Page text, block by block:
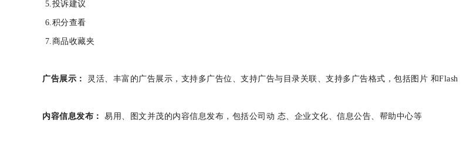
5.投诉建议
6.积分查看
7.商品收藏夹
广告展示： 灵活、丰富的广告展示，支持多广告位、支持广告与目录关联、支持多广告格式，包括图片 和Flash
内容信息发布： 易用、图文并茂的内容信息发布，包括公司动 态、企业文化、信息公告、帮助中心等